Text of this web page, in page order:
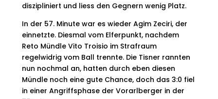
diszipliniert und liess den Gegnern wenig Platz.
In der 57. Minute war es wieder Agim Zeciri, der
einnetzte. Diesmal vom Elferpunkt, nachdem
Reto Mündle Vito Troisio im Strafraum
regelwidrig vom Ball trennte. Die Tisner rannten
nun nochmal an, hatten durch eben diesen
Mündle noch eine gute Chance, doch das 3:0 fiel
in einer Angriffsphase der Vorarlberger in der